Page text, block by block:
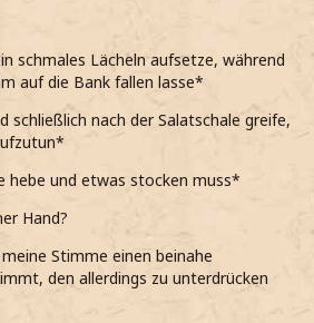
schmales Lächeln aufsetze, während
auf die Bank fallen lasse*
schließlich nach der Salatschale greife,
hebe und etwas stocken muss*
Hand?
Stimme einen beinahe
den allerdings zu unterdrücken